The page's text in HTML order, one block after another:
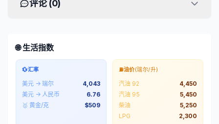
评论 (0)
🌐 生活指数
💱汇率
美元 → 瑞尔
4,043
美元 → 人民币
6.76
🥇 黄金/克
$509
⛽油价(瑞尔/升)
汽油 92
4,450
汽油 95
5,450
柴油
5,250
LPG
2,300